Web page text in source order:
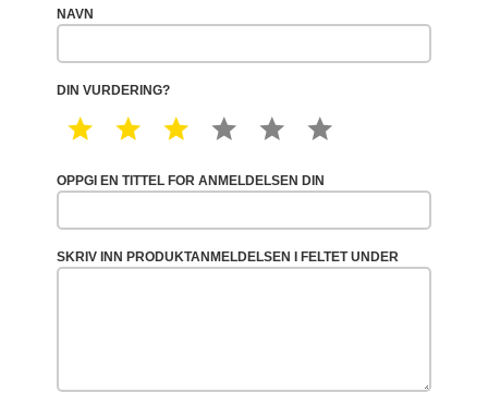
NAVN
DIN VURDERING?
1 STAR2 STAR3 STAR4 STAR5 STAR
OPPGI EN TITTEL FOR ANMELDELSEN DIN
SKRIV INN PRODUKTANMELDELSEN I FELTET UNDER